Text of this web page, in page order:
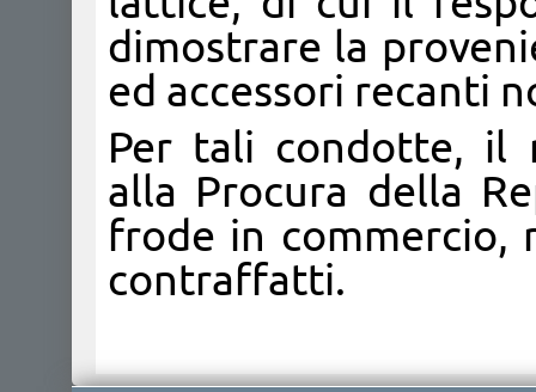
dimostrare la
ed accessori recanti
Per tali condotte, il
alla Procura della
frode in commercio,
contraffatti.